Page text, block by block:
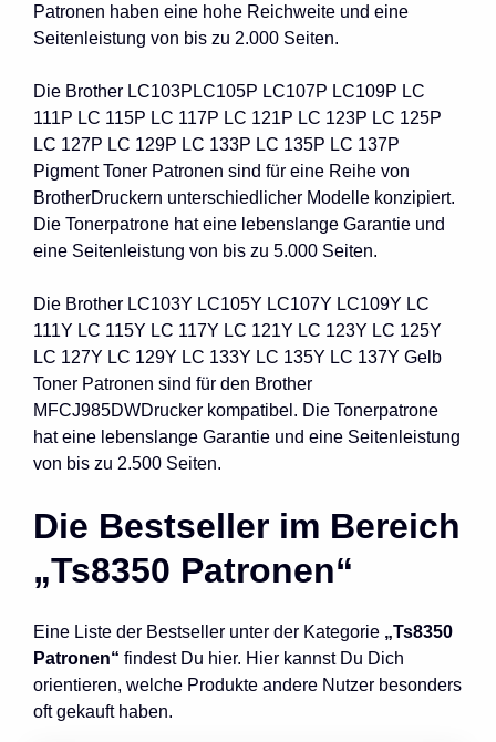
Patronen haben eine hohe Reichweite und eine
Seitenleistung von bis zu 2.000 Seiten.
Die Brother LC103PLC105P LC107P LC109P LC
111P LC 115P LC 117P LC 121P LC 123P LC 125P
LC 127P LC 129P LC 133P LC 135P LC 137P
Pigment Toner Patronen sind für eine Reihe von
BrotherDruckern unterschiedlicher Modelle konzipiert.
Die Tonerpatrone hat eine lebenslange Garantie und
eine Seitenleistung von bis zu 5.000 Seiten.
Die Brother LC103Y LC105Y LC107Y LC109Y LC
111Y LC 115Y LC 117Y LC 121Y LC 123Y LC 125Y
LC 127Y LC 129Y LC 133Y LC 135Y LC 137Y Gelb
Toner Patronen sind für den Brother
MFCJ985DWDrucker kompatibel. Die Tonerpatrone
hat eine lebenslange Garantie und eine Seitenleistung
von bis zu 2.500 Seiten.
Die Bestseller im Bereich
„Ts8350 Patronen“
Eine Liste der Bestseller unter der Kategorie „Ts8350
Patronen“ findest Du hier. Hier kannst Du Dich
orientieren, welche Produkte andere Nutzer besonders
oft gekauft haben.